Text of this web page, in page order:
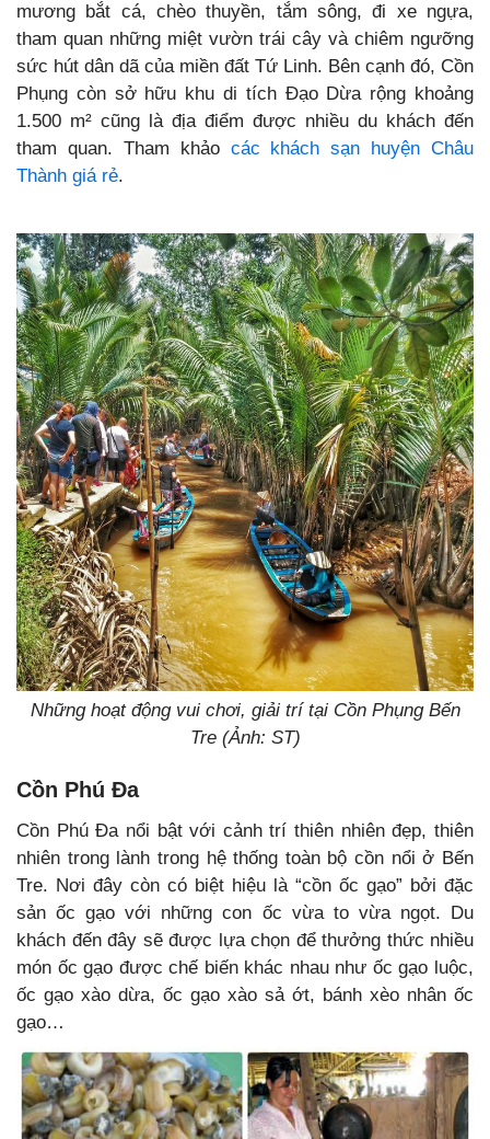
mương bắt cá, chèo thuyền, tắm sông, đi xe ngựa,
tham quan những miệt vườn trái cây và chiêm ngưỡng
sức hút dân dã của miền đất Tứ Linh. Bên cạnh đó, Cồn
Phụng còn sở hữu khu di tích Đạo Dừa rộng khoảng
1.500 m² cũng là địa điểm được nhiều du khách đến
tham quan. Tham khảo các khách sạn huyện Châu
Thành giá rẻ.
Những hoạt động vui chơi, giải trí tại Cồn Phụng Bến
Tre (Ảnh: ST)
Cồn Phú Đa
Cồn Phú Đa nổi bật với cảnh trí thiên nhiên đẹp, thiên
nhiên trong lành trong hệ thống toàn bộ cồn nổi ở Bến
Tre. Nơi đây còn có biệt hiệu là “cồn ốc gạo” bởi đặc
sản ốc gạo với những con ốc vừa to vừa ngọt.
Du
khách đến đây sẽ được lựa chọn để thưởng thức nhiều
món ốc gạo được chế biến khác nhau như ốc gạo luộc,
ốc gạo xào dừa, ốc gạo xào sả ớt, bánh xèo nhân ốc
gạo…